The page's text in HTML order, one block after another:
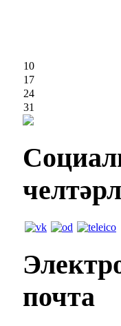
10
17
24
31
почта